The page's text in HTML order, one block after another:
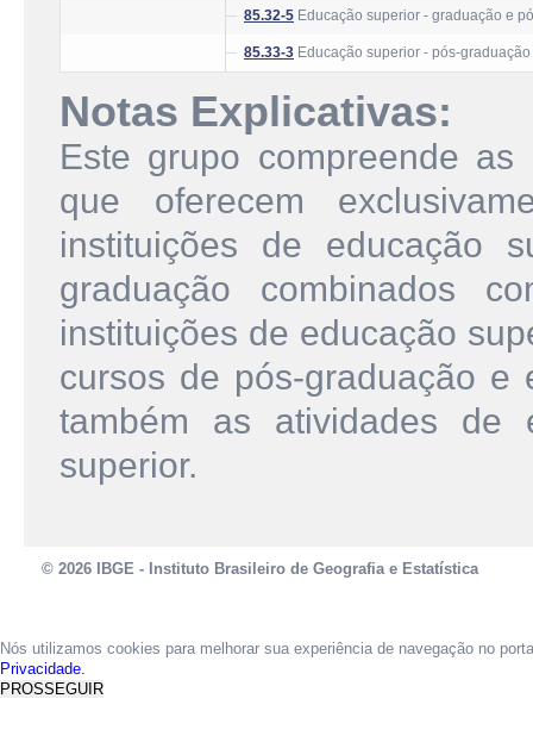
85.32-5 Educação superior - graduação e
85.33-3 Educação superior - pós-
Notas Explicativas:
Este grupo compreende
que oferecem
instituições de educação
graduação combinados
instituições de educação
cursos de pós-graduação e
também as atividades de
superior.
© 2026 IBGE - Instituto Brasileiro de Geografia e Estatística
Nós utilizamos cookies para melhorar sua experiência de navegação no
Privacidade.
PROSSEGUIR